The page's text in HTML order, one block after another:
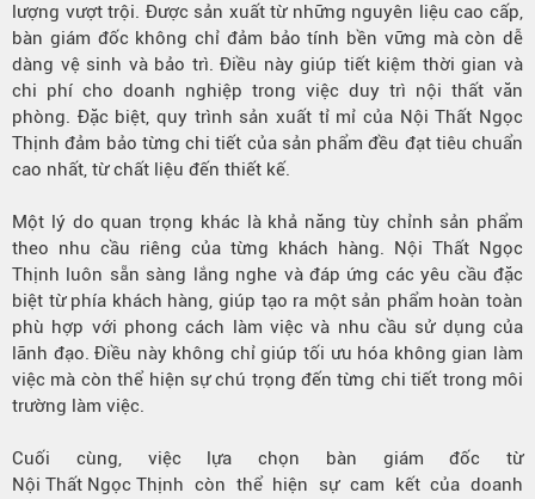
lượng vượt trội. Được sản xuất từ những nguyên liệu cao cấp,
bàn giám đốc không chỉ đảm bảo tính bền vững mà còn dễ
dàng vệ sinh và bảo trì. Điều này giúp tiết kiệm thời gian và
chi phí cho doanh nghiệp trong việc duy trì nội thất văn
phòng. Đặc biệt, quy trình sản xuất tỉ mỉ của Nội Thất Ngọc
Thịnh đảm bảo từng chi tiết của sản phẩm đều đạt tiêu chuẩn
cao nhất, từ chất liệu đến thiết kế.
Một lý do quan trọng khác là khả năng tùy chỉnh sản phẩm
theo nhu cầu riêng của từng khách hàng. Nội Thất Ngọc
Thịnh luôn sẵn sàng lắng nghe và đáp ứng các yêu cầu đặc
biệt từ phía khách hàng, giúp tạo ra một sản phẩm hoàn toàn
phù hợp với phong cách làm việc và nhu cầu sử dụng của
lãnh đạo. Điều này không chỉ giúp tối ưu hóa không gian làm
việc mà còn thể hiện sự chú trọng đến từng chi tiết trong môi
trường làm việc.
Cuối cùng, việc lựa chọn bàn giám đốc từ
Nội Thất Ngọc Thịnh còn thể hiện sự cam kết của doanh